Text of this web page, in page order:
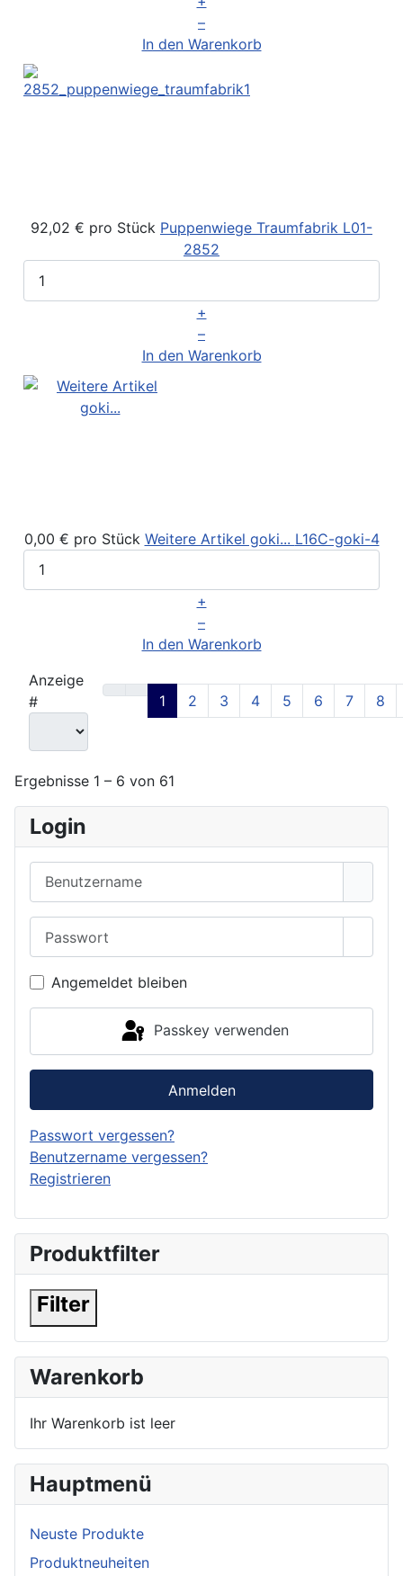
Login
Angemeldet bleiben
Passkey verwenden
Anmelden
Passwort vergessen?
Benutzername vergessen?
Registrieren
Produktfilter
Filter
Warenkorb
Ihr Warenkorb ist leer
Hauptmenü
Neuste Produkte
Produktneuheiten
–
In den Warenkorb
92,02 € pro Stück Puppenwiege Traumfabrik L01-
2852
+
–
In den Warenkorb
0,00 € pro Stück Weitere Artikel goki... L16C-goki-4
+
–
In den Warenkorb
Anzeige
#
1 2 3 4 5 6 7 8
Ergebnisse 1 – 6 von 61